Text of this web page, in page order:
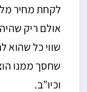
לקחת מחיר
אולם ריק
שווי כל
שחסך ממנו
וכיו”ב.